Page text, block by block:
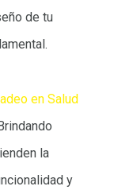
de tu
en Salud
la
y